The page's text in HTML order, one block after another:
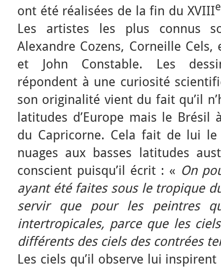
ont été réalisées de la fin du XVIIIe
Les artistes les plus connus
Alexandre Cozens, Corneille
et John Constable. Les
répondent à une curiosité
son originalité vient du fait qu’il
latitudes d’Europe mais le
du Capricorne. Cela fait de lui le
nuages aux basses latitudes
conscient puisqu’il écrit : « On
ayant été faites sous le tropique
servir que pour les peintres
intertropicales, parce que les
différents des ciels des contrées
Les ciels qu’il observe lui